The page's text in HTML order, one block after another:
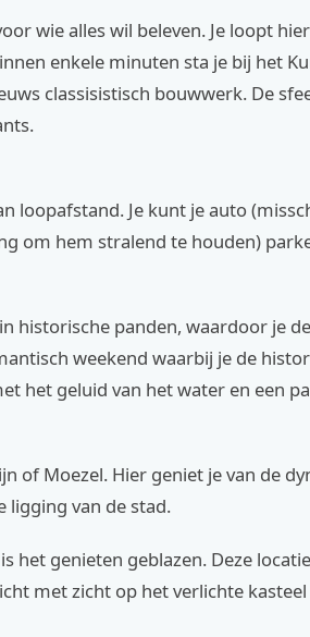
wie alles wil beleven. Je loopt
enkele minuten sta je bij het
classisistisch bouwwerk. De
loopafstand. Je kunt je auto
om hem stralend te houden)
historische panden, waardoor je
weekend waarbij je de
het geluid van het water en een
of Moezel. Hier geniet je van de
ligging van de stad.
het genieten geblazen. Deze
met zicht op het verlichte kasteel